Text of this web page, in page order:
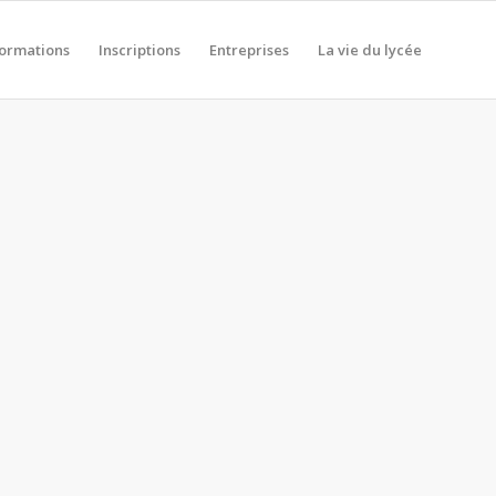
Inscriptions Entreprises La vie du lycée